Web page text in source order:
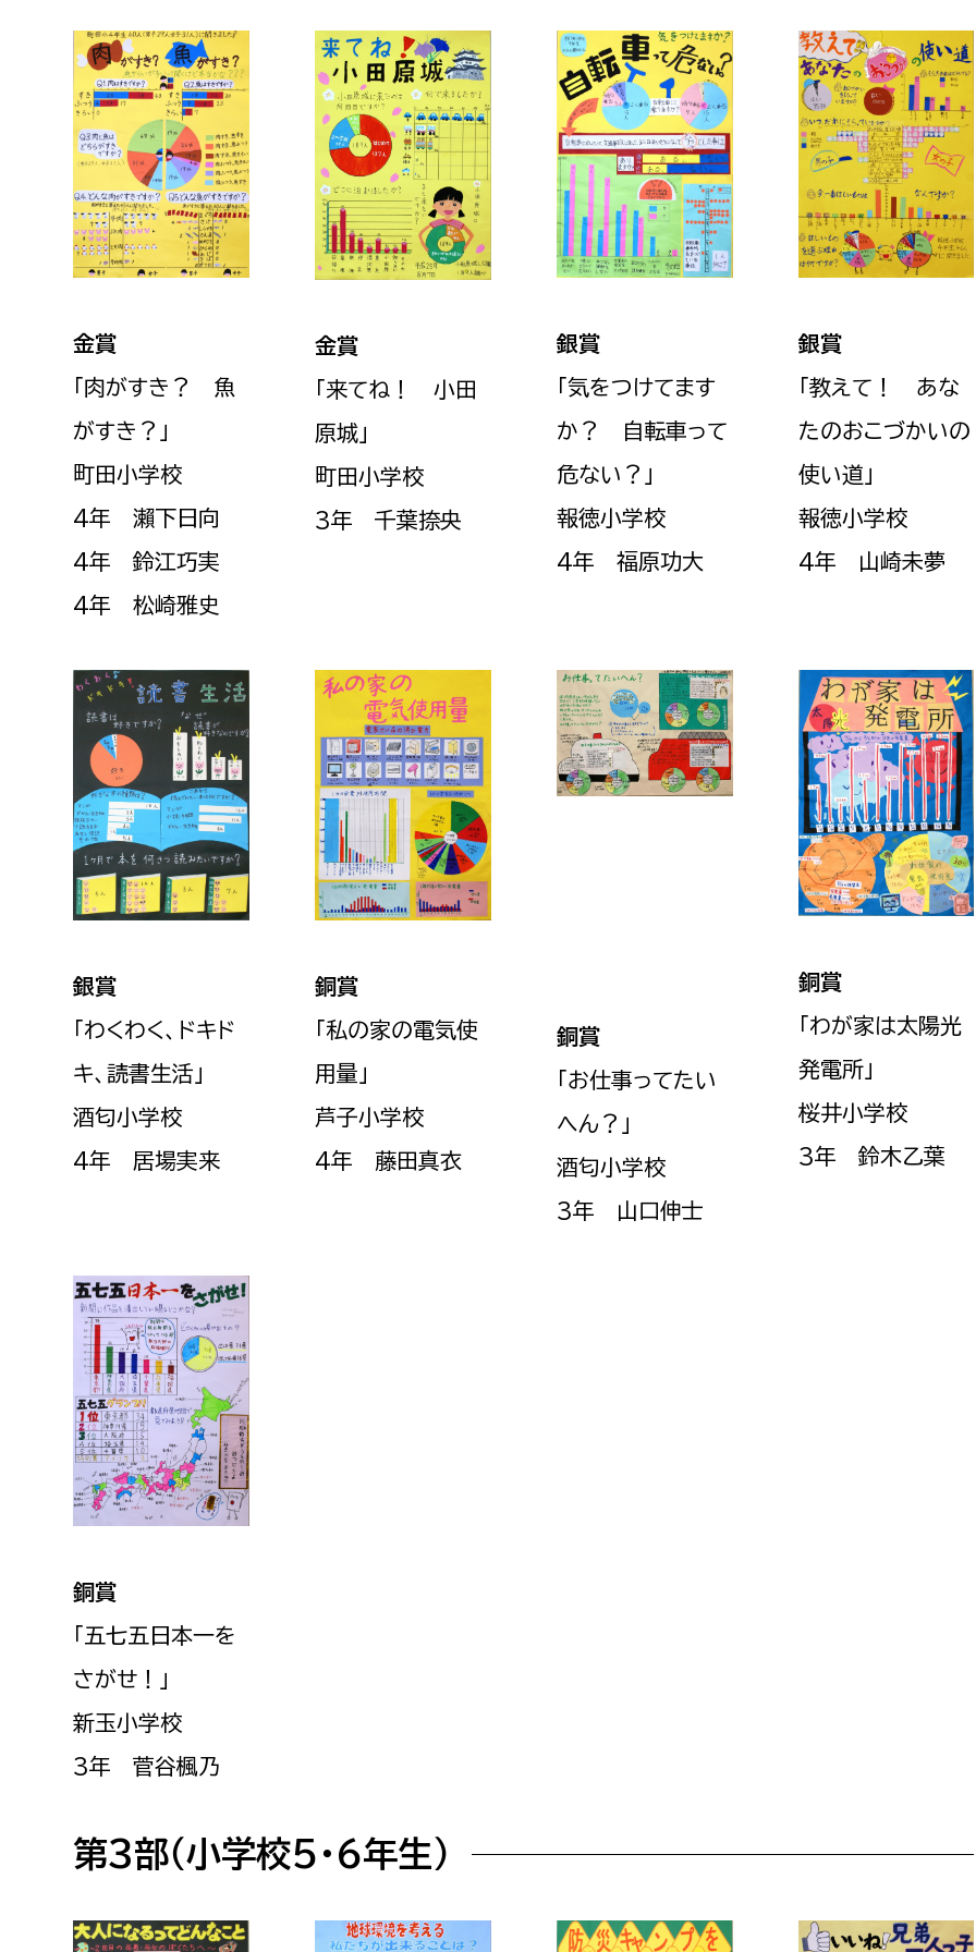
金賞
「肉がすき？ 魚
がすき？ 」
町田小学校
4年 瀨下日向
4年 鈴江巧実
4年 松崎雅史
金賞
「来てね！ 小田
原城 」
町田小学校
3年 千葉捺央
銀賞
「気をつけてます
か？ 自転車って
危ない？ 」
報徳小学校
4年 福原功大
銀賞
「教えて！ あな
たのおこづかいの
使い道 」
報徳小学校
4年 山崎未夢
銀賞
「わくわく、ドキド
キ、読書生活 」
酒匂小学校
4年 居場実来
銅賞
「私の家の電気使
用量 」
芦子小学校
4年 藤田真衣
銅賞
「お仕事ってたい
へん？ 」
酒匂小学校
3年 山口伸士
銅賞
「わが家は太陽光
発電所」
桜井小学校
3年 鈴木乙葉
銅賞
「五七五日本一を
さがせ！
」
新玉小学校
3年 菅谷楓乃
第3部（小学校5・6年生）